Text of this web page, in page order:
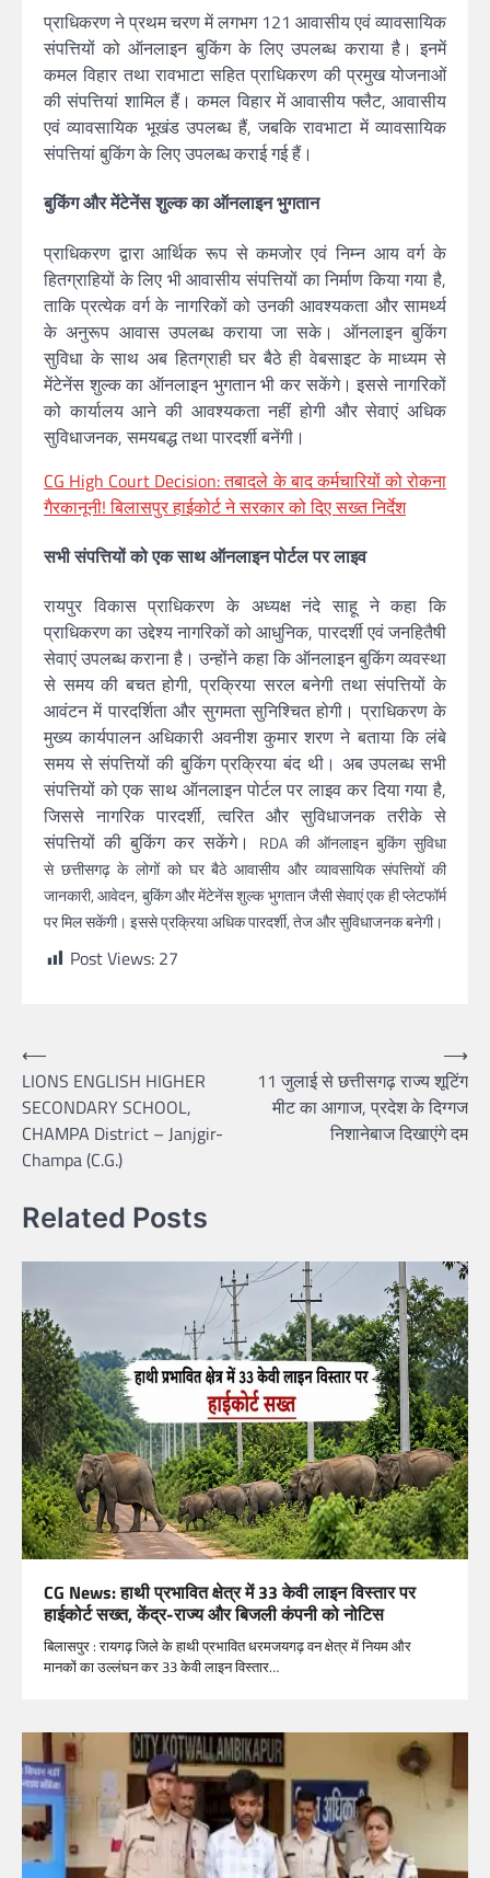
प्राधिकरण ने प्रथम चरण में लगभग 121 आवासीय एवं व्यावसायिक
संपत्तियों को ऑनलाइन बुकिंग के लिए उपलब्ध कराया है। इनमें
कमल विहार तथा रावभाटा सहित प्राधिकरण की प्रमुख योजनाओं
की संपत्तियां शामिल हैं। कमल विहार में आवासीय फ्लैट, आवासीय
एवं व्यावसायिक भूखंड उपलब्ध हैं, जबकि रावभाटा में व्यावसायिक
संपत्तियां बुकिंग के लिए उपलब्ध कराई गई हैं।
बुकिंग और मेंटेनेंस शुल्क का ऑनलाइन भुगतान
प्राधिकरण द्वारा आर्थिक रूप से कमजोर एवं निम्न आय वर्ग के
हितग्राहियों के लिए भी आवासीय संपत्तियों का निर्माण किया गया है,
ताकि प्रत्येक वर्ग के नागरिकों को उनकी आवश्यकता और सामर्थ्य
के अनुरूप आवास उपलब्ध कराया जा सके। ऑनलाइन बुकिंग
सुविधा के साथ अब हितग्राही घर बैठे ही वेबसाइट के माध्यम से
मेंटेनेंस शुल्क का ऑनलाइन भुगतान भी कर सकेंगे। इससे नागरिकों
को कार्यालय आने की आवश्यकता नहीं होगी और सेवाएं अधिक
सुविधाजनक, समयबद्ध तथा पारदर्शी बनेंगी।
CG High Court Decision: तबादले के बाद कर्मचारियों को रोकना
गैरकानूनी! बिलासपुर हाईकोर्ट ने सरकार को दिए सख्त निर्देश
सभी संपत्तियों को एक साथ ऑनलाइन पोर्टल पर लाइव
रायपुर विकास प्राधिकरण के अध्यक्ष नंदे साहू ने कहा कि
प्राधिकरण का उद्देश्य नागरिकों को आधुनिक, पारदर्शी एवं जनहितैषी
सेवाएं उपलब्ध कराना है। उन्होंने कहा कि ऑनलाइन बुकिंग व्यवस्था
से समय की बचत होगी, प्रक्रिया सरल बनेगी तथा संपत्तियों के
आवंटन में पारदर्शिता और सुगमता सुनिश्चित होगी। प्राधिकरण के
मुख्य कार्यपालन अधिकारी अवनीश कुमार शरण ने बताया कि लंबे
समय से संपत्तियों की बुकिंग प्रक्रिया बंद थी। अब उपलब्ध सभी
संपत्तियों को एक साथ ऑनलाइन पोर्टल पर लाइव कर दिया गया है,
जिससे नागरिक पारदर्शी, त्वरित और सुविधाजनक तरीके से
संपत्तियों की बुकिंग कर सकेंगे।
RDA की ऑनलाइन बुकिंग सुविधा
से छत्तीसगढ़के लोगों को घर बैठे आवासीय और व्यावसायिक संपत्तियों की
जानकारी, आवेदन, बुकिंग और मेंटेनेंस शुल्क भुगतान जैसी सेवाएं एक ही प्लेटफॉर्म
पर मिल सकेंगी। इससे प्रक्रिया अधिक पारदर्शी, तेज और सुविधाजनक बनेगी।
Post Views: 27
Post
navigation
⟵
LIONS ENGLISH HIGHER
SECONDARY SCHOOL,
CHAMPA District – Janjgir-
Champa (C.G.)
11 जुलाई से छत्तीसगढ़ राज्य शूटिंग
मीट का आगाज, प्रदेश के दिग्गज
निशानेबाज दिखाएंगे दम
⟶
Related Posts
CG News: हाथी प्रभावित क्षेत्र में 33 केवी लाइन विस्तार पर
हाईकोर्ट सख्त, केंद्र-राज्य और बिजली कंपनी को नोटिस
बिलासपुर : रायगढ़ जिले के हाथी प्रभावित धरमजयगढ़ वन क्षेत्र में नियम और
मानकों का उल्लंघन कर 33 केवी लाइन विस्तार…